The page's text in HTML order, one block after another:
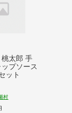
太郎 手
プソース
ット
村